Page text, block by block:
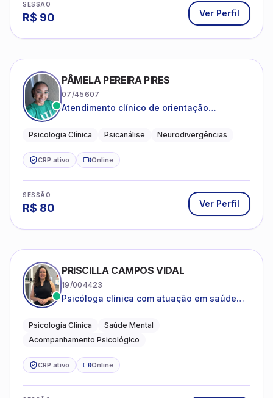
SESSÃO
R$ 90 Ver Perfil
PÂMELA PEREIRA PIRES
07/45607
Atendimento clínico de orientação
crianças neurotípicas
Psicologia Clínica Psicanálise Neurodivergências
CRP ativo Online
SESSÃO
R$ 80 Ver Perfil
PRISCILLA CAMPOS VIDAL
19/004423
Psicóloga clínica com atuação em saúde
Psicologia Clínica
Saúde Mental
Acompanhamento Psicológico
CRP ativo Online